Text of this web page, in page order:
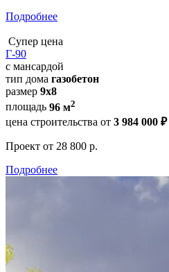
Подробнее
Супер цена
Г-90
с мансардой
тип дома газобетон
размер 9x8
площадь 96 м2
цена строительства от 3 984 000 ₽
Проект от 28 800 р.
Подробнее